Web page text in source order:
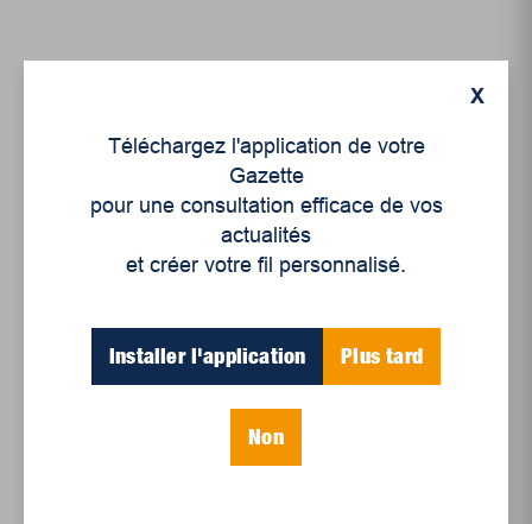
Ces héroïnes vertes qui
X
Téléchargez l'application de votre
Gazette
pour une consultation efficace de vos
actualités
et créer votre fil personnalisé.
Installer l'application Plus tard
Non